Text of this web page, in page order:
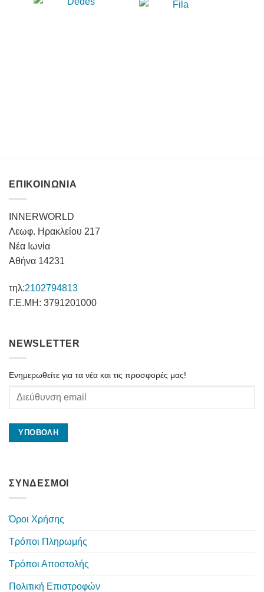
ΕΠΙΚΟΙΝΩΝΙΑ
INNERWORLD
Λεωφ. Ηρακλείου 217
Νέα Ιωνία
Αθήνα 14231
τηλ:2102794813
Γ.Ε.ΜΗ: 3791201000
NEWSLETTER
Ενημερωθείτε για τα νέα και τις προσφορές μας!
ΣΥΝΔΕΣΜΟΙ
Όροι Χρήσης
Τρόποι Πληρωμής
Τρόποι Αποστολής
Πολιτική Επιστροφών